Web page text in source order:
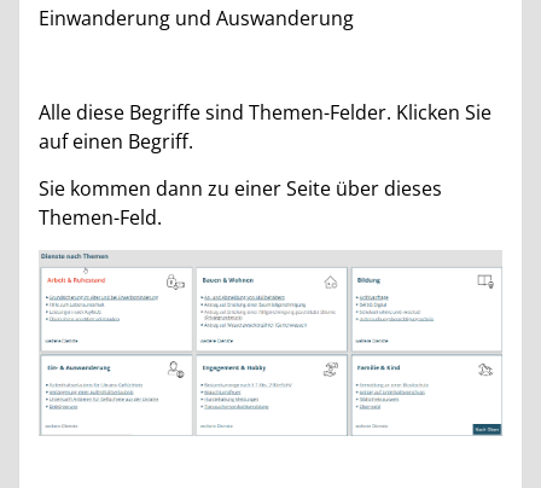
Einwanderung und Auswanderung
Alle diese Begriffe sind Themen-Felder. Klicken Sie
auf einen Begriff.
Sie kommen dann zu einer Seite über dieses
Themen-Feld.